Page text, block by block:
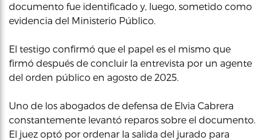
documento fue identificado y, luego, sometido como
evidencia del Ministerio Público.
El testigo confirmó que el papel es el mismo que
firmó después de concluir la entrevista por un agente
del orden público en agosto de 2025.
Uno de los abogados de defensa de Elvia Cabrera
constantemente levantó reparos sobre el documento.
El juez optó por ordenar la salida del jurado para